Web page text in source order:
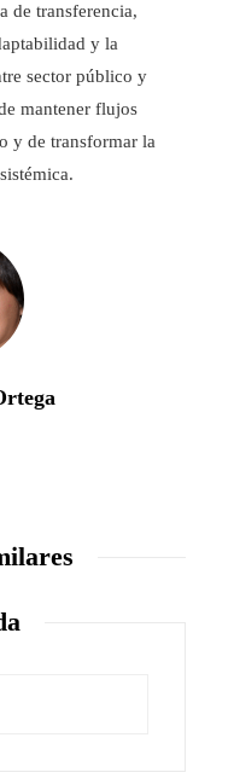
de transferencia,
y la
sector público y
mantener flujos
y de transformar la